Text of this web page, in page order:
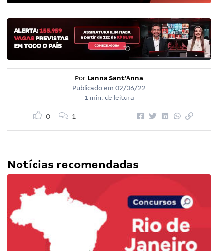
Por Lanna Sant'Anna
Publicado em 02/06/22
1 min. de leitura
0 1
Notícias recomendadas